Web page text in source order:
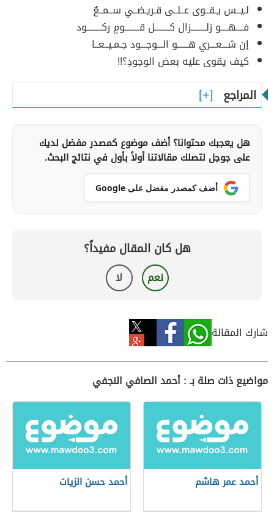
لـيــس يـقــوى عــلــى قـريـضــي ســمــعٌ
فــــهــــو زلــــــــزال كــــــــل قــــــــومٍ ركــــــــود
إن شـــعـــري هــــــو الـــوجـــود جـمـيــعــا
كيف يقوى عليه بعض الوجودِ؟!!
المراجع
هل يعجبك محتوانا؟ أضف موضوع كمصدر مفضل لديك
على جوجل لتصلك مقالاتنا أولاً بأول في نتائج البحث.
أضف كمصدر مفضل على Google
هل كان المقال مفيداً؟
نعم لا
شارك المقالة
مواضيع ذات صلة بـ : أحمد الصافي النجفي
أحمد عمر هاشم أحمد حسن الزيات